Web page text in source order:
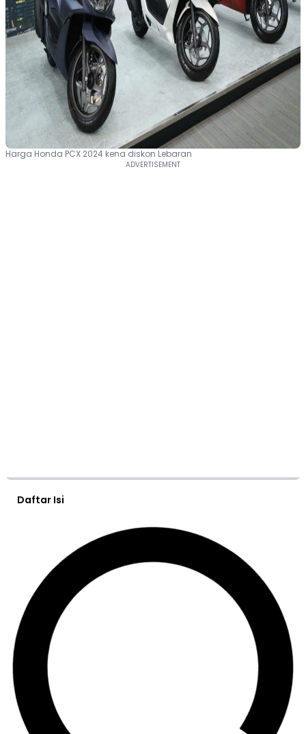
Harga Honda PCX 2024 kena diskon Lebaran
Daftar Isi